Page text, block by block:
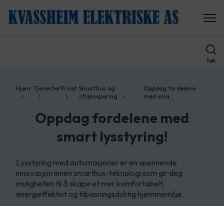
Søk
Hjem TjenesterPrivat Smarthus og
strømsparing
Oppdag fordelene
med sma…
Oppdag fordelene med
smart lysstyring!
Lysstyring med automasjoner er en spennende
innovasjon innen smarthus-teknologi som gir deg
muligheten til å skape et mer komfortabelt,
energieffektivt og tilpasningsdyktig hjemmemiljø.